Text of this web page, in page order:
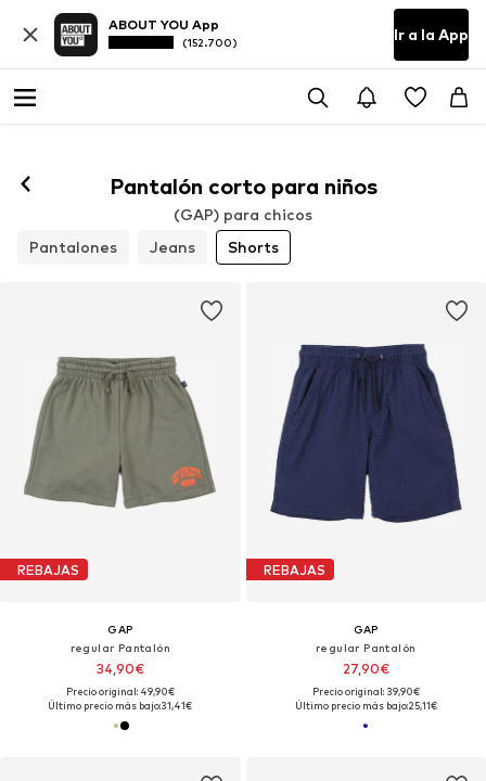
ABOUT YOU App
(152.700) Ir a la App
Pantalón corto para niños
(GAP) para chicos
Pantalones
Jeans Shorts
REBAJAS
GAP
regular Pantalón
34,90€
Precio original: 49,90€
Último precio más bajo:31,41€
REBAJAS
GAP
regular Pantalón
27,90€
Precio original: 39,90€
Último precio más bajo:25,11€